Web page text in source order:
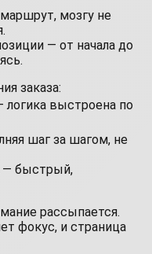
мозгу не
— от начала до
заказа:
логика выстроена по
шаг за шагом, не
— быстрый,
рассыпается.
фокус, и страница